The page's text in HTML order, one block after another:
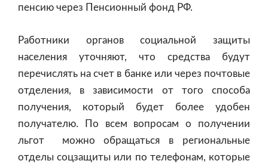
пенсию через Пенсионный фонд РФ.
Работники органов социальной защиты
населения уточняют, что средства будут
перечислять на счет в банке или через почтовые
отделения, в зависимости от того способа
получения, который будет более удобен
получателю. По всем вопросам о получении
льгот можно обращаться в региональные
отделы соцзащиты или по телефонам, которые